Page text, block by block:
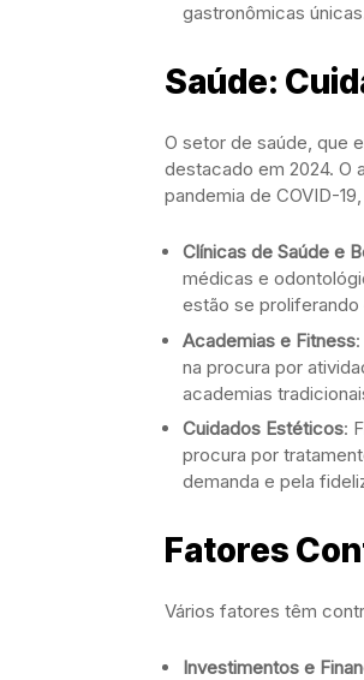
gastronômicas
Saúde:
O setor de saúde, que
destacado em 2024. O
pandemia de COVID-
Clínicas de Saúde e
médicas e
estão se
Academias e Fitness
na procura por
academias
Cuidados Estéticos:
procura por
demanda e pela
Fatores
Vários fatores têm
Investimentos e